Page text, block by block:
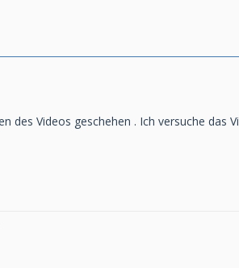
des Videos geschehen . Ich versuche das